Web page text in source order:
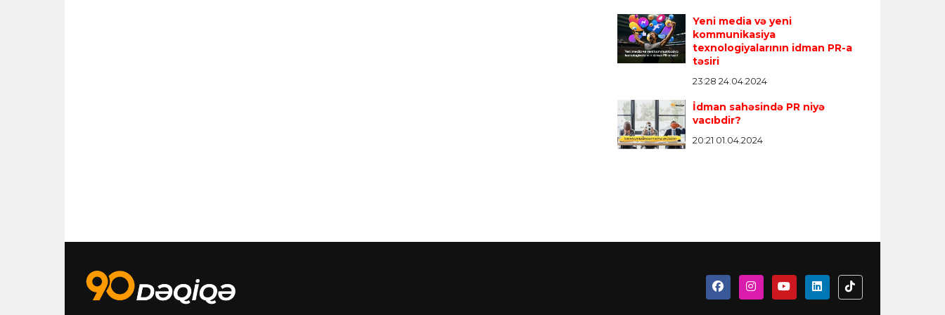
Yeni media və yeni
kommunikasiya
texnologiyalarının idman PR-a
təsiri
23:28 24.04.2024
İdman sahəsində PR niyə
vacıbdir?
20:21 01.04.2024